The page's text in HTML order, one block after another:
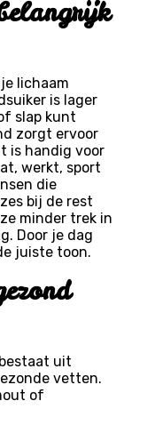
lichaam
is lager
slap kunt
zorgt ervoor
is handig voor
werkt, sport
die
bij de rest
minder trek in
Door je dag
juiste toon.
uit
vetten.
of